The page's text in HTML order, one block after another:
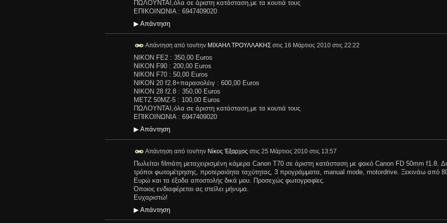
ΠΩΛΟΥΝΤΑΙ,όλα σε άριστη κατάσταση,με τα κουτιά τους
ΕΠΙΚΟΙΝΩΝΙΑ : 6947409020
▶Απάντηση
Απάντηση από τον/την ΜΙΧΑΗΛ ΤΡΟΥΛΛΑΚΗΣστις 16 Μάρτιος 2010 στις 22:22
NIKON FE2 : 350,00 Euros
NIKON F90 : 200,00 Euros
NIKON F70 : 50,00 Euros
NIKON 20 f2.8+παρασολέιγ : 600,00 Euros
NIKON 28 f2.8 : 350,00 Euros
METZ 50MZ-5 : 100,00 Euros
ΠΩΛΟΥΝΤΑΙ,όλα σε άριστη κατάσταση,με τα κουτιά τους
ΕΠΙΚΟΙΝΩΝΙΑ : 6947409020
▶Απάντηση
Απάντηση από τον/την Νίκος Έξαρχος στις 25 Μάρτιος 2010 στις 13:57
Πωλείται filmάτη μεταχειρισμένη κάμερα Canon Τ70 σε άριστη κατάσταση με φακό Canon FD 50mm f1.8.
τρόποι φωτομέτρησης, προτεραιόητα ταχύτητας, 3 προγράμματα, manual mode, motordrive. Ξεκινάω από
Ευρώ και τα έξοδα αποστολής δικά μου. Προσεχώς φωτογραφίες.
Όποιος ενδιαφέρεται ας στείλει μήνυμα.
Ευχαριστώ!
▶Απάντηση